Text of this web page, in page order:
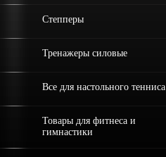
Степперы
Тренажеры силовые
Все для настольного тенниса
Товары для фитнеса и
гимнастики